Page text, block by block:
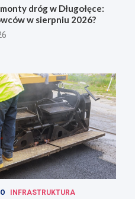
dróg w Długołęce:
w sierpniu 2026?
INFRASTRUKTURA